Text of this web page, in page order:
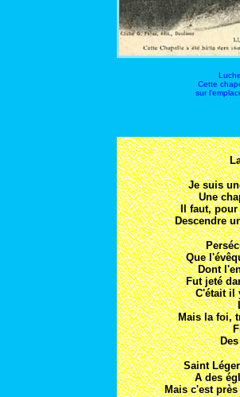
Cette
sur
Je suis
Une
Il faut, pour
Descendre
Que
Dont
Fut jeté
C'était il
Mais la foi,
Saint
A des
Mais c'est